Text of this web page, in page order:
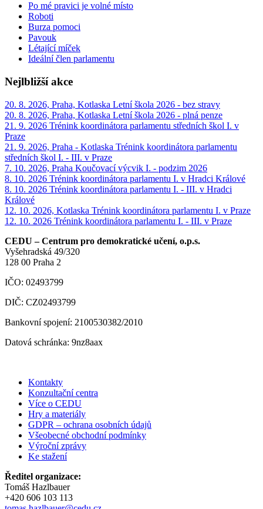
Po mé pravici je volné místo
Roboti
Burza pomoci
Pavouk
Létající míček
Ideální člen parlamentu
Nejlbližší akce
20. 8. 2026, Praha, Kotlaska Letní škola 2026 - bez stravy
20. 8. 2026, Praha, Kotlaska Letní škola 2026 - plná penze
21. 9. 2026 Trénink koordinátora parlamentu středních škol I. v
Praze
21. 9. 2026, Praha - Kotlaska Trénink koordinátora parlamentu
středních škol I. - III. v Praze
7. 10. 2026, Praha Koučovací výcvik I. - podzim 2026
8. 10. 2026 Trénink koordinátora parlamentu I. v Hradci Králové
8. 10. 2026 Trénink koordinátora parlamentu I. - III. v Hradci
Králové
12. 10. 2026, Kotlaska Trénink koordinátora parlamentu I. v Praze
12. 10. 2026 Trénink koordinátora parlamentu I. - III. v Praze
CEDU – Centrum pro demokratické učení, o.p.s.
Vyšehradská 49/320
128 00 Praha 2
IČO: 02493799
DIČ: CZ02493799
Bankovní spojení: 2100530382/2010
Datová schránka: 9nz8aax
Kontakty
Konzultační centra
Více o CEDU
Hry a materiály
GDPR – ochrana osobních údajů
Všeobecné obchodní podmínky
Výroční zprávy
Ke stažení
Ředitel organizace:
Tomáš Hazlbauer
+420 606 103 113